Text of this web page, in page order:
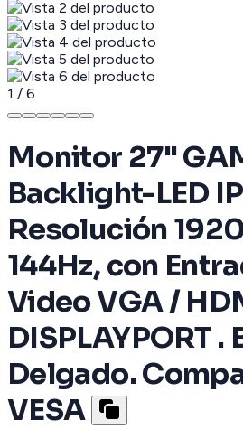
1 / 6
Monitor 27"
Backlight-LED
Resolución
144Hz, con
Video VGA /
DISPLAYPORT .
Delgado.
VESA